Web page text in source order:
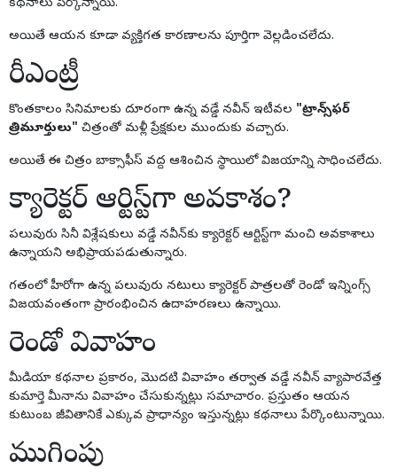
కథనాలు పేర్కొన్నాయి.
అయితే ఆయన కూడా వ్యక్తిగత కారణాలను పూర్తిగా వెల్లడించలేదు.
రీఎంట్రీ
కొంతకాలం సినిమాలకు దూరంగా ఉన్న వడ్డే నవీన్ ఇటీవల "ట్రాన్స్‌ఫర్
త్రిమూర్తులు" చిత్రంతో మళ్లీ ప్రేక్షకుల ముందుకు వచ్చారు.
అయితే ఈ చిత్రం బాక్సాఫీస్ వద్ద ఆశించిన స్థాయిలో విజయాన్ని సాధించలేదు.
క్యారెక్టర్ ఆర్టిస్ట్‌గా అవకాశం?
పలువురు సినీ విశ్లేషకులు వడ్డే నవీన్‌కు క్యారెక్టర్ ఆర్టిస్ట్‌గా మంచి అవకాశాలు
ఉన్నాయని అభిప్రాయపడుతున్నారు.
గతంలో హీరోగా ఉన్న పలువురు నటులు క్యారెక్టర్ పాత్రలతో రెండో ఇన్నింగ్స్
విజయవంతంగా ప్రారంభించిన ఉదాహరణలు ఉన్నాయి.
రెండో వివాహం
మీడియా కథనాల ప్రకారం, మొదటి వివాహం తర్వాత వడ్డే నవీన్ వ్యాపారవేత్త
కుమార్తె మీనాను వివాహం చేసుకున్నట్లు సమాచారం. ప్రస్తుతం ఆయన
కుటుంబ జీవితానికే ఎక్కువ ప్రాధాన్యం ఇస్తున్నట్లు కథనాలు పేర్కొంటున్నాయి.
ముగింపు